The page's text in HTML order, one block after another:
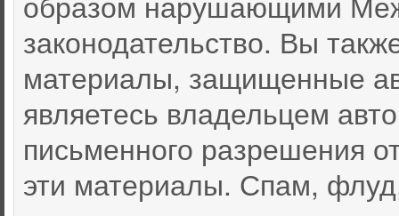
законодательство. Вы
материалы, защищенные
являетесь владельцем
письменного разрешения
эти материалы. Спам,